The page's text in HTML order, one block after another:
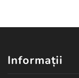
Informații